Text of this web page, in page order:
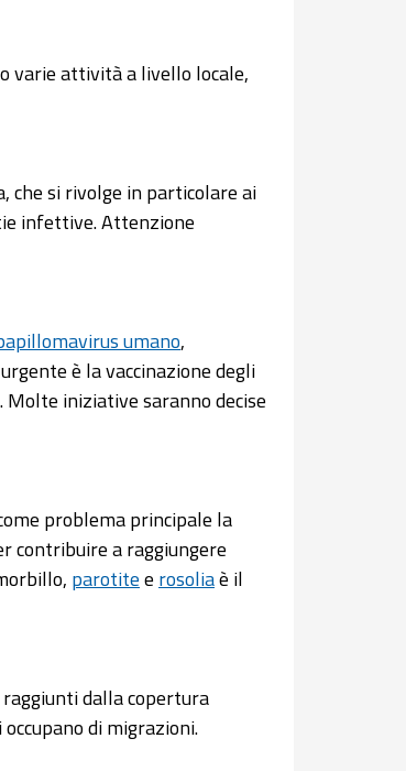
varie attività a livello locale,
che si rivolge in particolare ai
infettive. Attenzione
umano,
è la vaccinazione degli
iniziative saranno decise
problema principale la
contribuire a raggiungere
parotitee rosoliaè il
dalla copertura
di migrazioni.